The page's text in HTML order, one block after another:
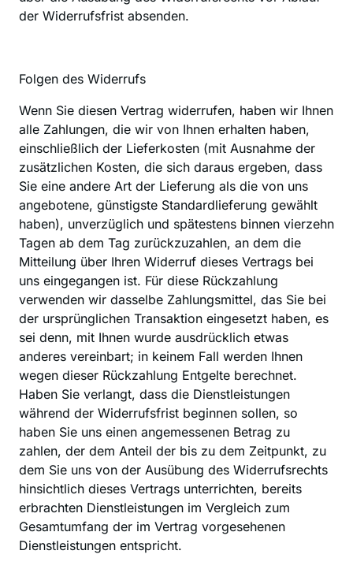
der Widerrufsfrist absenden.
Folgen des Widerrufs
‍Wenn Sie diesen Vertrag widerrufen, haben wir Ihnen
alle Zahlungen, die wir von Ihnen erhalten haben,
einschließlich der Lieferkosten (mit Ausnahme der
zusätzlichen Kosten, die sich daraus ergeben, dass
Sie eine andere Art der Lieferung als die von uns
angebotene, günstigste Standardlieferung gewählt
haben), unverzüglich und spätestens binnen vierzehn
Tagen ab dem Tag zurückzuzahlen, an dem die
Mitteilung über Ihren Widerruf dieses Vertrags bei
uns eingegangen ist. Für diese Rückzahlung
verwenden wir dasselbe Zahlungsmittel, das Sie bei
der ursprünglichen Transaktion eingesetzt haben, es
sei denn, mit Ihnen wurde ausdrücklich etwas
anderes vereinbart; in keinem Fall werden Ihnen
wegen dieser Rückzahlung Entgelte berechnet.
Haben Sie verlangt, dass die Dienstleistungen
während der Widerrufsfrist beginnen sollen, so
haben Sie uns einen angemessenen Betrag zu
zahlen, der dem Anteil der bis zu dem Zeitpunkt, zu
dem Sie uns von der Ausübung des Widerrufsrechts
hinsichtlich dieses Vertrags unterrichten, bereits
erbrachten Dienstleistungen im Vergleich zum
Gesamtumfang der im Vertrag vorgesehenen
Dienstleistungen entspricht.